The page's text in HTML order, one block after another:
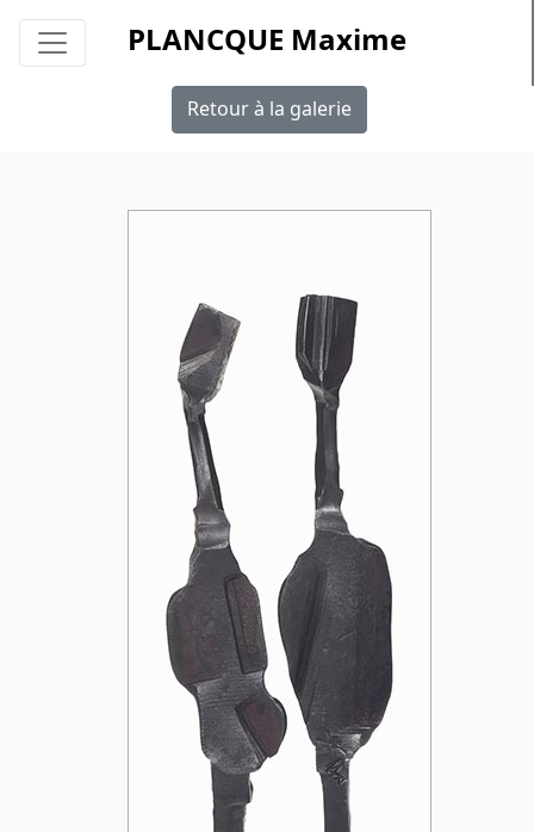
PLANCQUE Maxime
Retour à la galerie